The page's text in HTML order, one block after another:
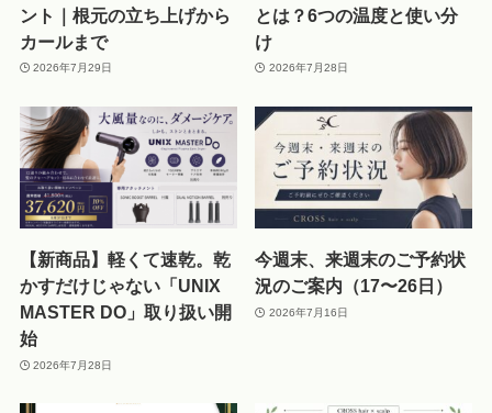
ント｜根元の立ち上げから
カールまで
2026年7月29日
とは？6つの温度と使い分
け
2026年7月28日
【新商品】軽くて速乾。乾
かすだけじゃない「UNIX
MASTER DO」取り扱い開
始
2026年7月28日
今週末、来週末のご予約状
況のご案内（17〜26日）
2026年7月16日